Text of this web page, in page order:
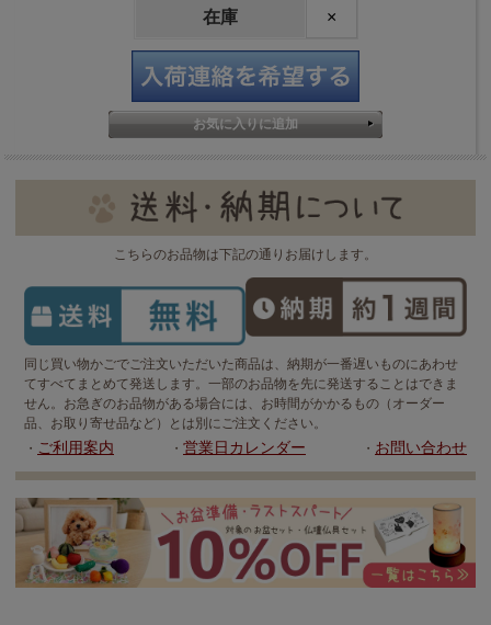
在庫 ×
こちらのお品物は下記の通りお届けします。
同じ買い物かごでご注文いただいた商品は、納期が一番遅いものにあわせ
てすべてまとめて発送します。一部のお品物を先に発送することはできま
せん。お急ぎのお品物がある場合には、お時間がかかるもの（オーダー
品、お取り寄せ品など）とは別にご注文ください。
・ ご利用案内 ・ 営業日カレンダー ・ お問い合わせ